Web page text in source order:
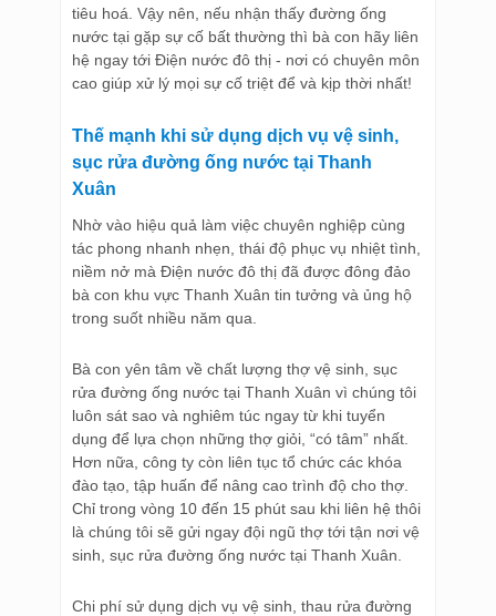
tiêu hoá. Vậy nên, nếu nhận thấy đường ống
nước tại gặp sự cố bất thường thì bà con hãy liên
hệ ngay tới Điện nước đô thị - nơi có chuyên môn
cao giúp xử lý mọi sự cố triệt để và kịp thời nhất!
Thế mạnh khi sử dụng dịch vụ vệ sinh,
sục rửa đường ống nước tại Thanh
Xuân
Nhờ vào hiệu quả làm việc chuyên nghiệp cùng
tác phong nhanh nhẹn, thái độ phục vụ nhiệt tình,
niềm nở mà Điện nước đô thị đã được đông đảo
bà con khu vực Thanh Xuân tin tưởng và ủng hộ
trong suốt nhiều năm qua.
Bà con yên tâm về chất lượng thợ vệ sinh, sục
rửa đường ống nước tại Thanh Xuân vì chúng tôi
luôn sát sao và nghiêm túc ngay từ khi tuyển
dụng để lựa chọn những thợ giỏi, “có tâm” nhất.
Hơn nữa, công ty còn liên tục tổ chức các khóa
đào tạo, tập huấn để nâng cao trình độ cho thợ.
Chỉ trong vòng 10 đến 15 phút sau khi liên hệ thôi
là chúng tôi sẽ gửi ngay đội ngũ thợ tới tận nơi vệ
sinh, sục rửa đường ống nước tại Thanh Xuân.
Chi phí sử dụng dịch vụ vệ sinh, thau rửa đường